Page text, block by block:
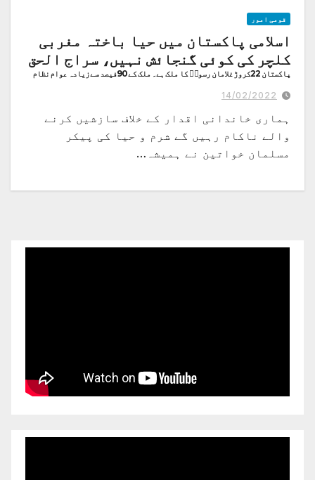
قومی امور
اسلامی پاکستان میں حیا باختہ مغربی
کلچر کی کوئی گنجائش نہیں، سراج الحق
پاکستان 22کروڑ غلامان رسولۖ کا ملک ہے۔ ملک کے 90فیصد سے زیادہ عوام نظام
14/02/2022
ہماری خاندانی اقدار کے خلاف سازشیں کرنے
والے ناکام رہیں گے شرم و حیا کی پیکر
مسلمان خواتین نے ہمیشہ…